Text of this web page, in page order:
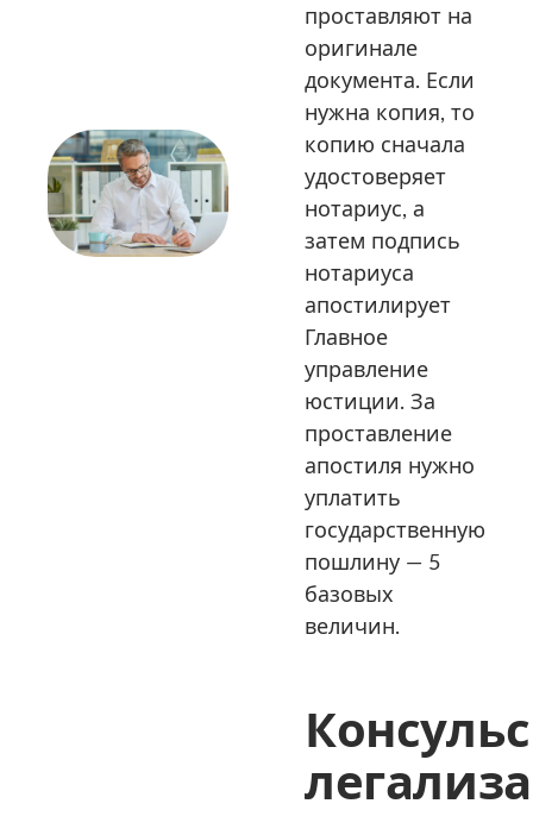
проставляют на
оригинале
документа. Если
нужна копия, то
копию сначала
удостоверяет
нотариус, а
затем подпись
нотариуса
апостилирует
Главное
управление
юстиции. За
проставление
апостиля нужно
уплатить
государственную
пошлину — 5
базовых
величин.